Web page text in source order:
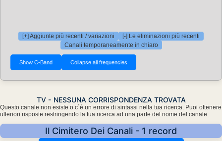
[+] Aggiunte più recenti / variazioni
[-] Le eliminazioni più recenti
Canali temporaneamente in chiaro
TV - NESSUNA CORRISPONDENZA TROVATA
Questo canale non esiste o c´è un errore di sintassi nella tua ricerca. Puoi ottenere
ulteriori risposte restringendo la tua ricerca ad una parte del nome del canale.
Il Cimitero Dei Canali - 1 record